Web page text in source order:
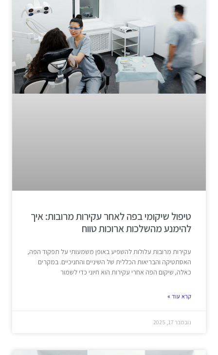
טיפול שיקומי בפה לאחר עקירות מרובות: איך
להימנע מהשלכות ארוכות טווח
עקירות מרובות עלולות להשפיע באופן משמעותי על תפקוד הפה,
האסתטיקה והבריאות הכללית של השיניים והחניכיים. במקרים
כאלה, שיקום הפה אחרי עקירות הוא חיוני כדי לשמור
קרא עוד »
נובמבר 17, 2025